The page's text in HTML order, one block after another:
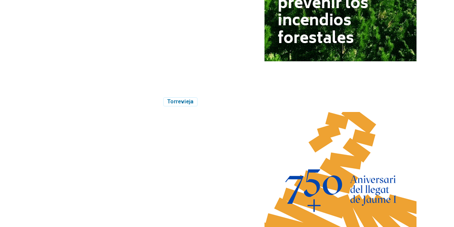
Torrevieja